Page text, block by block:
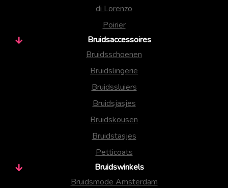
di Lorenzo
Poirier
Bruidsaccessoires
Bruidsschoenen
Bruidslingerie
Bruidssluiers
Bruidsjasjes
Bruidskousen
Bruidstasjes
Petticoats
Bruidswinkels
Bruidsmode Amsterdam